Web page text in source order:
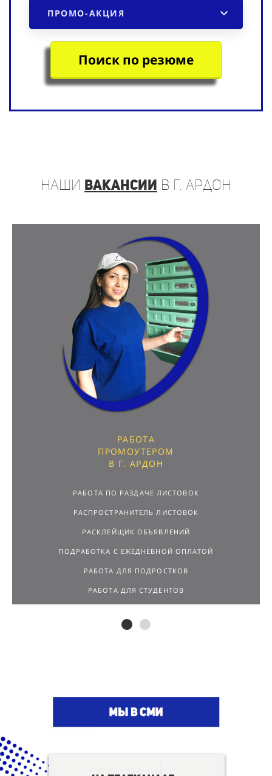
ПРОМО-АКЦИЯ
Поиск по резюме
наши вакансии в г. Ардон
РАБОТА
ПРОМОУТЕРОМ
В Г. АРДОН
РАБОТА ПО РАЗДАЧЕ ЛИСТОВОК
РАСПРОСТРАНИТЕЛЬ ЛИСТОВОК
РАСКЛЕЙЩИК ОБЪЯВЛЕНИЙ
ПОДРАБОТКА С ЕЖЕДНЕВНОЙ ОПЛАТОЙ
РАБОТА ДЛЯ ПОДРОСТКОВ
РАБОТА ДЛЯ СТУДЕНТОВ